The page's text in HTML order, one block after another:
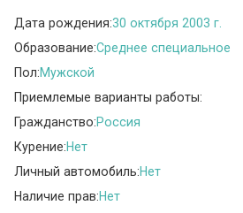
Дата рождения:30 октября 2003 г.
Образование:Среднее специальное
Пол:Мужской
Приемлемые варианты работы:
Гражданство:Россия
Курение:Нет
Личный автомобиль:Нет
Наличие прав:Нет